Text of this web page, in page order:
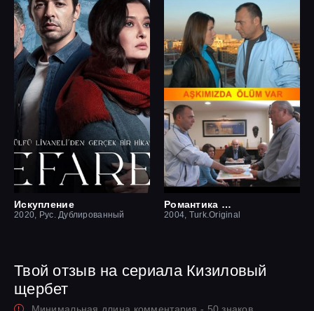
Искупление
2020, Рус. Дублированный
Романтика смерти
2004, Turk.Original
Твой отзыв на сериала Кизиловый
щербет